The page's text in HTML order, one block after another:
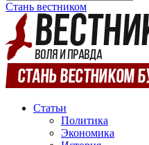
Стань вестником
Статьи
Политика
Экономика